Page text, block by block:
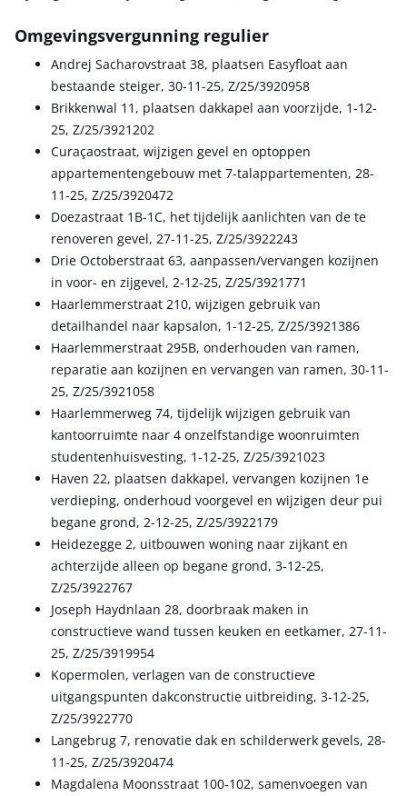
Omgevingsvergunning regulier
Andrej Sacharovstraat 38, plaatsen Easyfloat aan
bestaande steiger, 30-11-25, Z/25/3920958
Brikkenwal 11, plaatsen dakkapel aan voorzijde, 1-12-
25, Z/25/3921202
Curaçaostraat, wijzigen gevel en optoppen
appartementengebouw met 7-talappartementen, 28-
11-25, Z/25/3920472
Doezastraat 1B-1C, het tijdelijk aanlichten van de te
renoveren gevel, 27-11-25, Z/25/3922243
Drie Octoberstraat 63, aanpassen/vervangen kozijnen
in voor- en zijgevel, 2-12-25, Z/25/3921771
Haarlemmerstraat 210, wijzigen gebruik van
detailhandel naar kapsalon, 1-12-25, Z/25/3921386
Haarlemmerstraat 295B, onderhouden van ramen,
reparatie aan kozijnen en vervangen van ramen, 30-11-
25, Z/25/3921058
Haarlemmerweg 74, tijdelijk wijzigen gebruik van
kantoorruimte naar 4 onzelfstandige woonruimten
studentenhuisvesting, 1-12-25, Z/25/3921023
Haven 22, plaatsen dakkapel, vervangen kozijnen 1e
verdieping, onderhoud voorgevel en wijzigen deur pui
begane grond, 2-12-25, Z/25/3922179
Heidezegge 2, uitbouwen woning naar zijkant en
achterzijde alleen op begane grond, 3-12-25,
Z/25/3922767
Joseph Haydnlaan 28, doorbraak maken in
constructieve wand tussen keuken en eetkamer, 27-11-
25, Z/25/3919954
Kopermolen, verlagen van de constructieve
uitgangspunten dakconstructie uitbreiding, 3-12-25,
Z/25/3922770
Langebrug 7, renovatie dak en schilderwerk gevels, 28-
11-25, Z/25/3920474
Magdalena Moonsstraat 100-102, samenvoegen van